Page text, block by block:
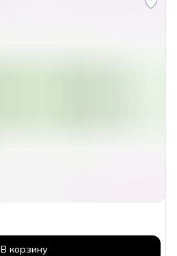
В корзину